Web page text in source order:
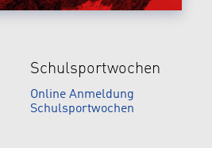
Schulsportwochen
Online Anmeldung
Schulsportwochen